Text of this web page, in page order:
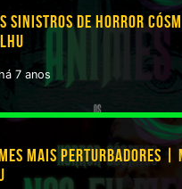
SINISTROS DE HORROR
7 anos
MAIS PERTURBADORES |